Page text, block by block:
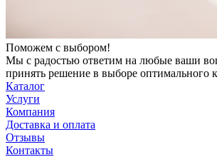
Поможем с выбором!
Мы с радостью ответим на любые ваши
принять решение в выборе оптимального
Каталог
Услуги
Компания
Доставка и оплата
Отзывы
Контакты